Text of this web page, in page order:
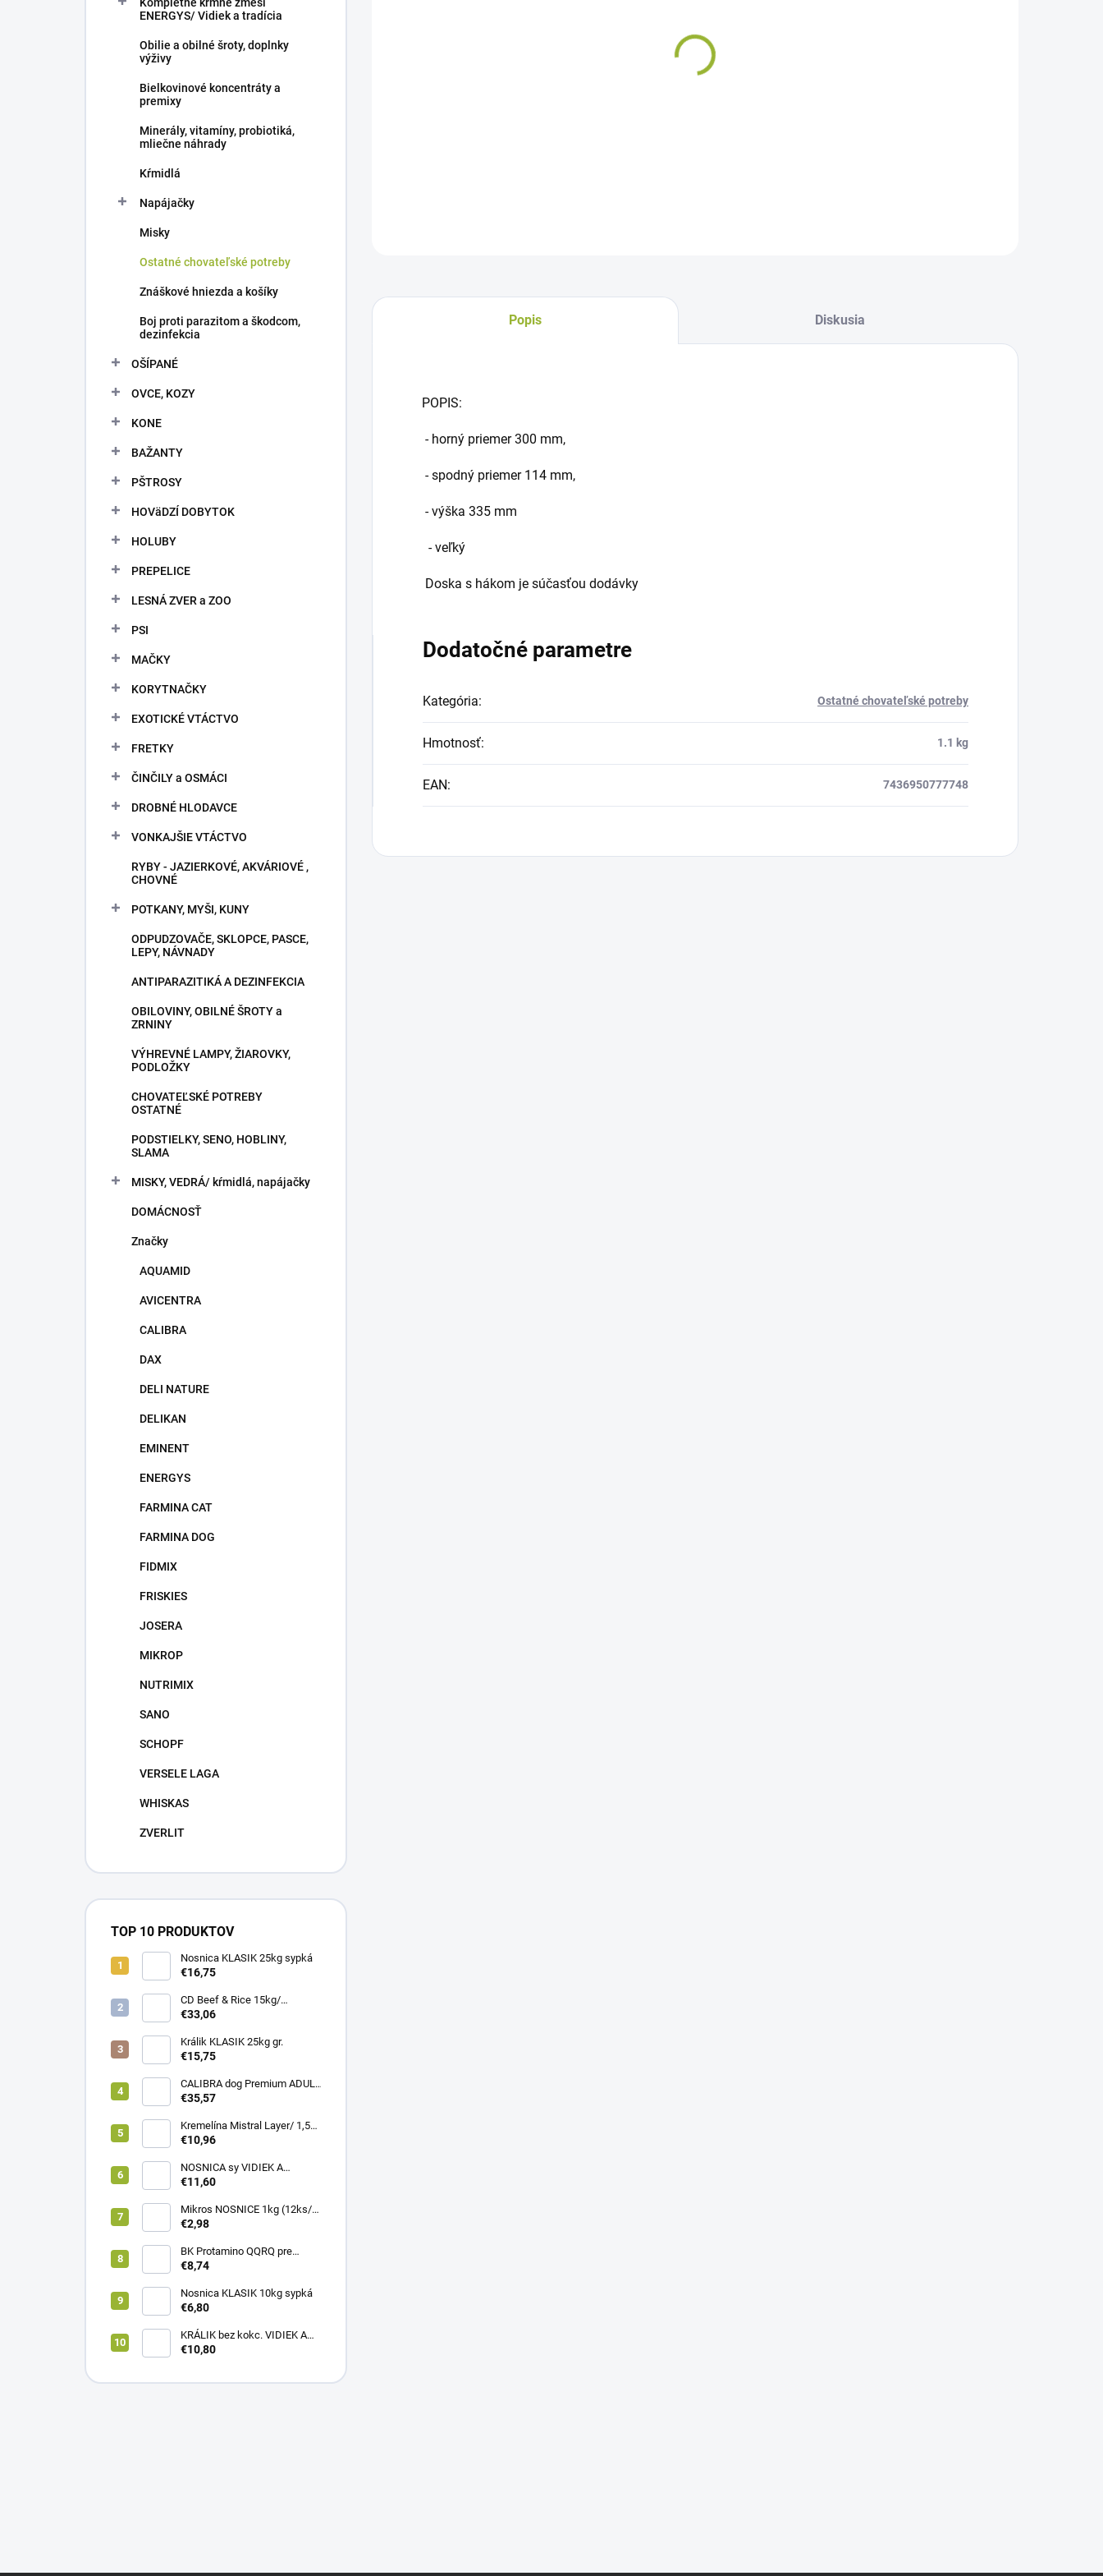
ENERGYS/ Vidiek a tradícia
Obilie a obilné šroty, doplnky
výživy
Bielkovinové koncentráty a
premixy
Minerály, vitamíny, probiotiká,
mliečne náhrady
Kŕmidlá
Napájačky
Misky
Ostatné chovateľské potreby
Znáškové hniezda a košíky
Boj proti parazitom a škodcom,
dezinfekcia
OŠÍPANÉ
OVCE, KOZY
KONE
BAŽANTY
PŠTROSY
HOVäDZÍ DOBYTOK
HOLUBY
PREPELICE
LESNÁ ZVER a ZOO
PSI
MAČKY
KORYTNAČKY
EXOTICKÉ VTÁCTVO
FRETKY
ČINČILY a OSMÁCI
DROBNÉ HLODAVCE
VONKAJŠIE VTÁCTVO
RYBY - JAZIERKOVÉ, AKVÁRIOVÉ ,
CHOVNÉ
POTKANY, MYŠI, KUNY
ODPUDZOVAČE, SKLOPCE, PASCE,
LEPY, NÁVNADY
ANTIPARAZITIKÁ A DEZINFEKCIA
OBILOVINY, OBILNÉ ŠROTY a
ZRNINY
VÝHREVNÉ LAMPY, ŽIAROVKY,
PODLOŽKY
CHOVATEĽSKÉ POTREBY
OSTATNÉ
PODSTIELKY, SENO, HOBLINY,
SLAMA
MISKY, VEDRÁ/ kŕmidlá, napájačky
DOMÁCNOSŤ
Značky
AQUAMID
AVICENTRA
CALIBRA
DAX
DELI NATURE
DELIKAN
EMINENT
ENERGYS
FARMINA CAT
FARMINA DOG
FIDMIX
FRISKIES
JOSERA
MIKROP
NUTRIMIX
SANO
SCHOPF
VERSELE LAGA
WHISKAS
ZVERLIT
TOP 10 PRODUKTOV
Nosnica KLASIK 25kg sypká
€16,75
CD Beef & Rice 15kg/
Superpremium food
€33,06
Králik KLASIK 25kg gr.
€15,75
CALIBRA dog Premium ADULT
LARGE 12kg
€35,57
Kremelína Mistral Layer/ 1,5
kg vedro
€10,96
NOSNICA sy VIDIEK A
TRADÍCIA 20kg (1paleta/
€11,60
Mikros NOSNICE 1kg (12ks/
1kartón)
€2,98
BK Protamino QQRQ pre
nosnice 5kg SANO
€8,74
Nosnica KLASIK 10kg sypká
€6,80
KRÁLIK bez kokc. VIDIEK A
TRADÍCIA 20kg (1paleta/
€10,80
Odkrvovací lievik veľký pozinkovaný pre hydinu
Popis Diskusia
POPIS:
- horný priemer 300 mm,
- spodný priemer 114 mm,
- výška 335 mm
- veľký
Doska s hákom je súčasťou dodávky
Dodatočné parametre
Kategória: Ostatné chovateľské potreby
Hmotnosť: 1.1 kg
EAN: 7436950777748